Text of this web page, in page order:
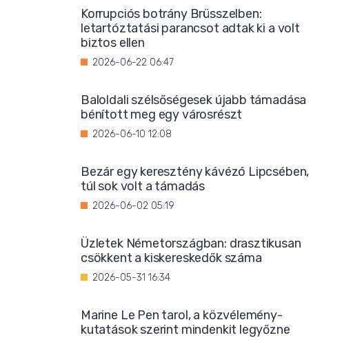
Korrupciós botrány Brüsszelben:
letartóztatási parancsot adtak ki a volt
biztos ellen
2026-06-22 06:47
Baloldali szélsőségesek újabb támadása
bénított meg egy városrészt
2026-06-10 12:08
Bezár egy keresztény kávézó Lipcsében,
túl sok volt a támadás
2026-06-02 05:19
Üzletek Németországban: drasztikusan
csökkent a kiskereskedők száma
2026-05-31 16:34
Marine Le Pen tarol, a közvélemény-
kutatások szerint mindenkit legyőzne